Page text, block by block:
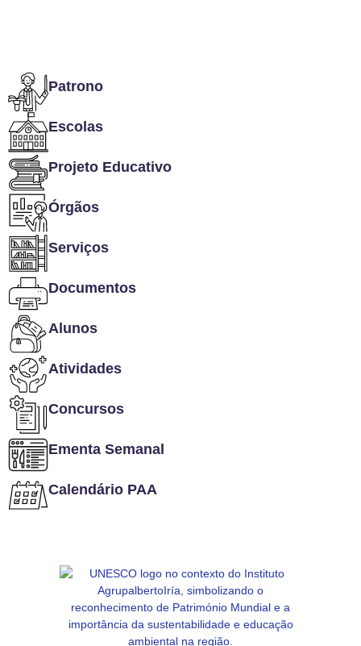
Patrono
Escolas
Projeto Educativo
Órgãos
Serviços
Documentos
Alunos
Atividades
Concursos
Ementa Semanal
Calendário PAA